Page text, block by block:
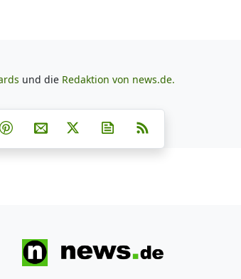
und die Redaktion von news.de.
hinzufügen
Teilen auf Facebook
Teilen auf Whatsapp
Teilen auf Telegram
Teilen auf Pinterest
Per E-Mail teilen
Post auf XNewsletter abonnieren